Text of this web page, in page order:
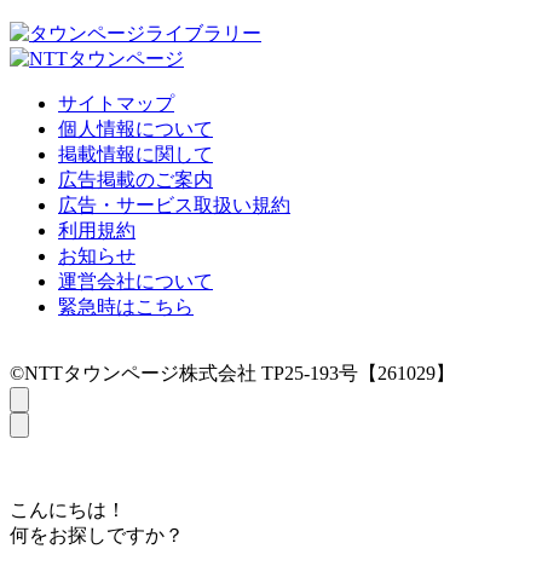
サイトマップ
個人情報について
掲載情報に関して
広告掲載のご案内
広告・サービス取扱い規約
利用規約
お知らせ
運営会社について
緊急時はこちら
©NTTタウンページ株式会社 TP25-193号【261029】
こんにちは！
何をお探しですか？